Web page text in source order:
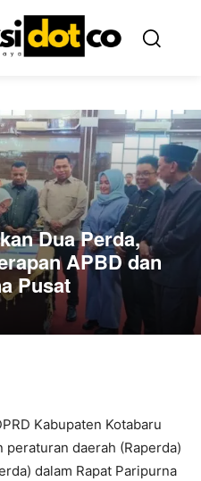
Dua Perda,
APBD dan
Pusat
Kabupaten Kotabaru
peraturan daerah (Raperda)
dalam Rapat Paripurna